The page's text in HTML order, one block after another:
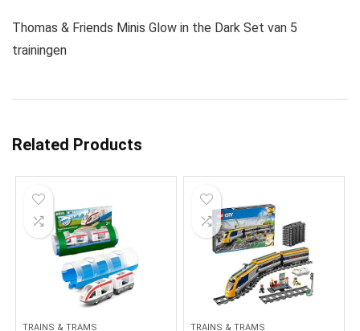
Thomas & Friends Minis Glow in the Dark Set van 5
trainingen
Related Products
TRAINS & TRAMS TRAINS & TRAMS